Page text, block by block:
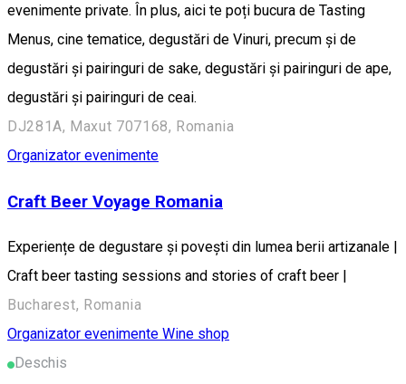
evenimente private. În plus, aici te poți bucura de Tasting
Menus, cine tematice, degustări de Vinuri, precum și de
degustări și pairinguri de sake, degustări și pairinguri de ape,
degustări și pairinguri de ceai.
DJ281A, Maxut 707168, Romania
Organizator evenimente
Craft Beer Voyage Romania
Experiențe de degustare și povești din lumea berii artizanale |
Craft beer tasting sessions and stories of craft beer |
Bucharest, Romania
Organizator evenimente Wine shop
Deschis